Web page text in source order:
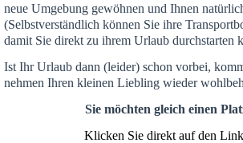
neue Umgebung gewöhnen und Ihnen
(Selbstverständlich können Sie ihre
damit Sie direkt zu ihrem Urlaub durchstarten
Ist Ihr Urlaub dann (leider) schon vorbei,
nehmen Ihren kleinen Liebling wieder
Sie möchten gleich einen
Klicken Sie direkt auf den